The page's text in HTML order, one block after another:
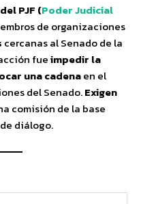
PJF (Poder Judicial
de organizaciones
cercanas al Senado de la
fueimpedir la
una cadenaen el
del Senado.Exigen
comisión de la base
diálogo.